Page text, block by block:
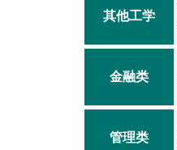
其他工学
金融类
管理类